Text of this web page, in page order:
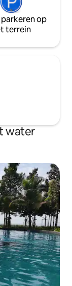
op
terrein
water